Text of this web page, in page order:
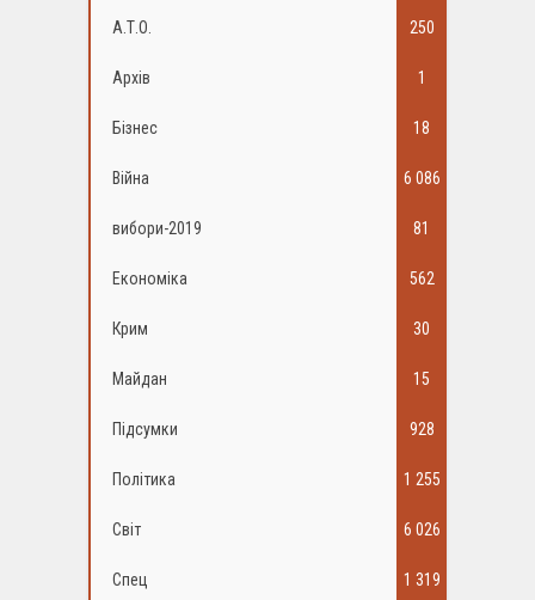
А.Т.О. 250
Архів 1
Бізнес 18
Війна 6 086
вибори-2019 81
Економіка 562
Крим 30
Майдан 15
Підсумки 928
Політика 1 255
Світ 6 026
Спец 1 319